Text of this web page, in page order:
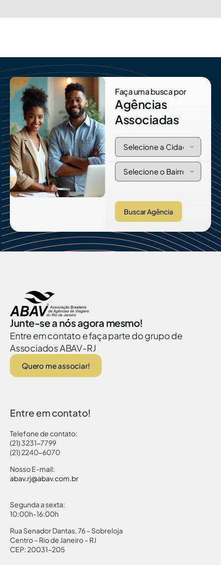
Faça uma busca por
Agências
Associadas
Buscar Agência
Junte-se a nós agora mesmo!
Entre em contato e faça parte do grupo de
Associados ABAV-RJ
Quero me associar!
Entre em contato!
Telefone de contato:
(21) 3231-7799
(21) 2240-6070
Nosso E-mail:
abav.rj@abav.com.br
Segunda a sexta:
10:00h-16:00h
Rua Senador Dantas, 76 – Sobreloja
Centro – Rio de Janeiro – RJ
CEP: 20031-205